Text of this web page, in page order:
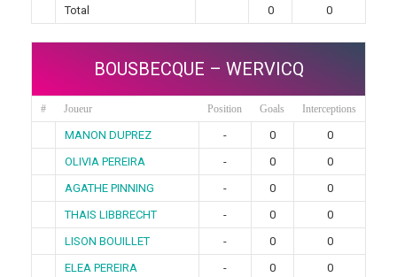
Total
0 0
BOUSBECQUE – WERVICQ
# Joueur Position Goals Interceptions
MANON DUPREZ - 0
0
OLIVIA PEREIRA
- 0
0
AGATHE PINNING
- 0
0
THAIS LIBBRECHT
- 0
0
LISON BOUILLET
- 0
0
ELEA PEREIRA
- 0
0